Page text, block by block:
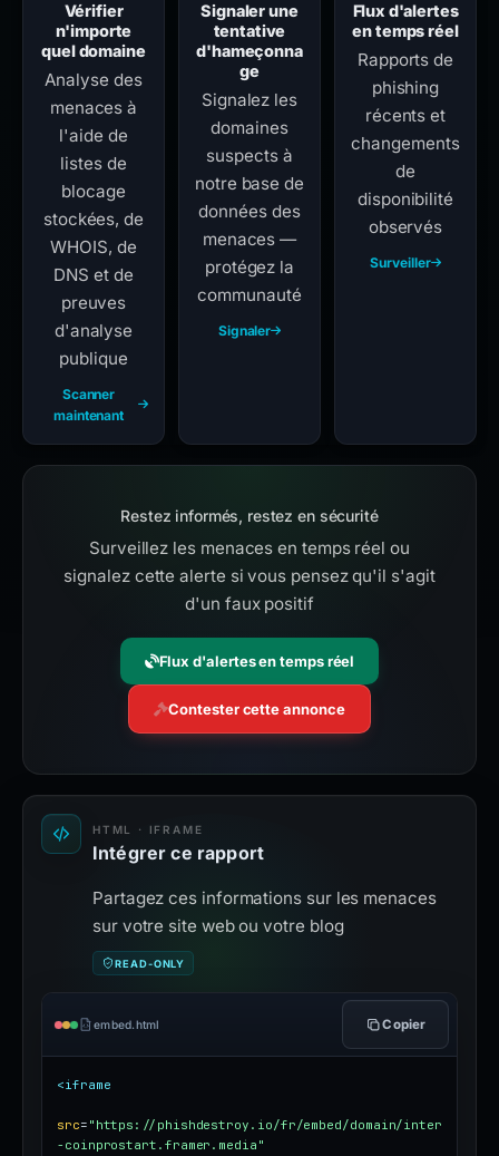
Vérifier
n'importe
quel domaine
Analyse des
menaces à
l'aide de
listes de
blocage
stockées, de
WHOIS, de
DNS et de
preuves
d'analyse
publique
Scanner
maintenant
Signaler une
tentative
d'hameçonna
ge
Signalez les
domaines
suspects à
notre base de
données des
menaces —
protégez la
communauté
Signaler
Flux d'alertes
en temps réel
Rapports de
phishing
récents et
changements
de
disponibilité
observés
Surveiller
Restez informés, restez en sécurité
Surveillez les menaces en temps réel ou
signalez cette alerte si vous pensez qu'il s'agit
d'un faux positif
Flux d'alertes en temps réel
Contester cette annonce
HTML · IFRAME
Intégrer ce rapport
Partagez ces informations sur les menaces
sur votre site web ou votre blog
READ-ONLY
embed.html Copier
<iframe
src= "https://phishdestroy.io/fr/embed/domain/inter
-coinprostart.framer.media"